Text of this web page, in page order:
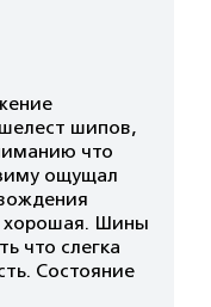
шипов,
что
ощущал
хорошая. Шины
что слегка
Состояние